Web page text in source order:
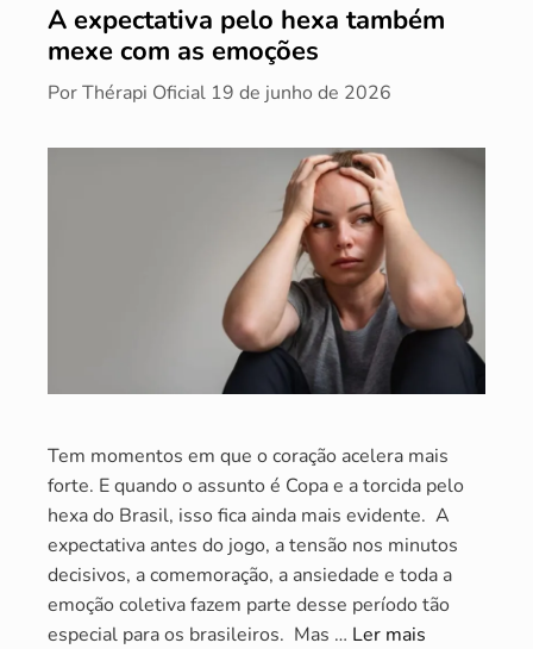
A expectativa pelo hexa também
mexe com as emoções
PorThérapi Oficial 19 de junho de 2026
Tem momentos em que o coração acelera mais
forte. E quando o assunto é Copa e a torcida pelo
hexa do Brasil, isso fica ainda mais evidente. A
expectativa antes do jogo, a tensão nos minutos
decisivos, a comemoração, a ansiedade e toda a
emoção coletiva fazem parte desse período tão
especial para os brasileiros. Mas … Ler mais